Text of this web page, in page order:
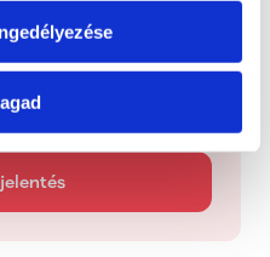
ügyet látsz, amely